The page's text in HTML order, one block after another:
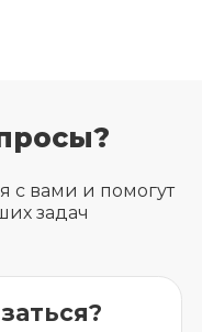
с вами и помогут
задач